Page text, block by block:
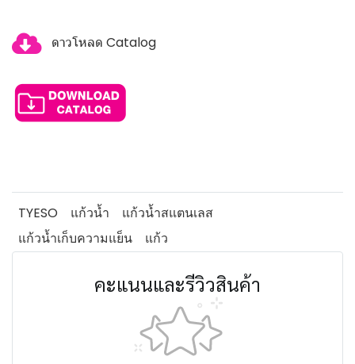
ดาวโหลด Catalog
TYESO แก้วน้ำ
แก้วน้ำสแตนเลส
แก้วน้ำเก็บความแย็น
แก้ว
คะแนนและรีวิวสินค้า